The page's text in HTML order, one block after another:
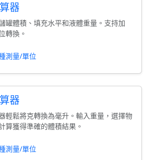
器
罐體積、填充水平和液體重量。支持加
轉換。
測量/單位
器
輕鬆將克轉換為毫升。輸入重量，選擇物
算獲得準確的體積結果。
測量/單位